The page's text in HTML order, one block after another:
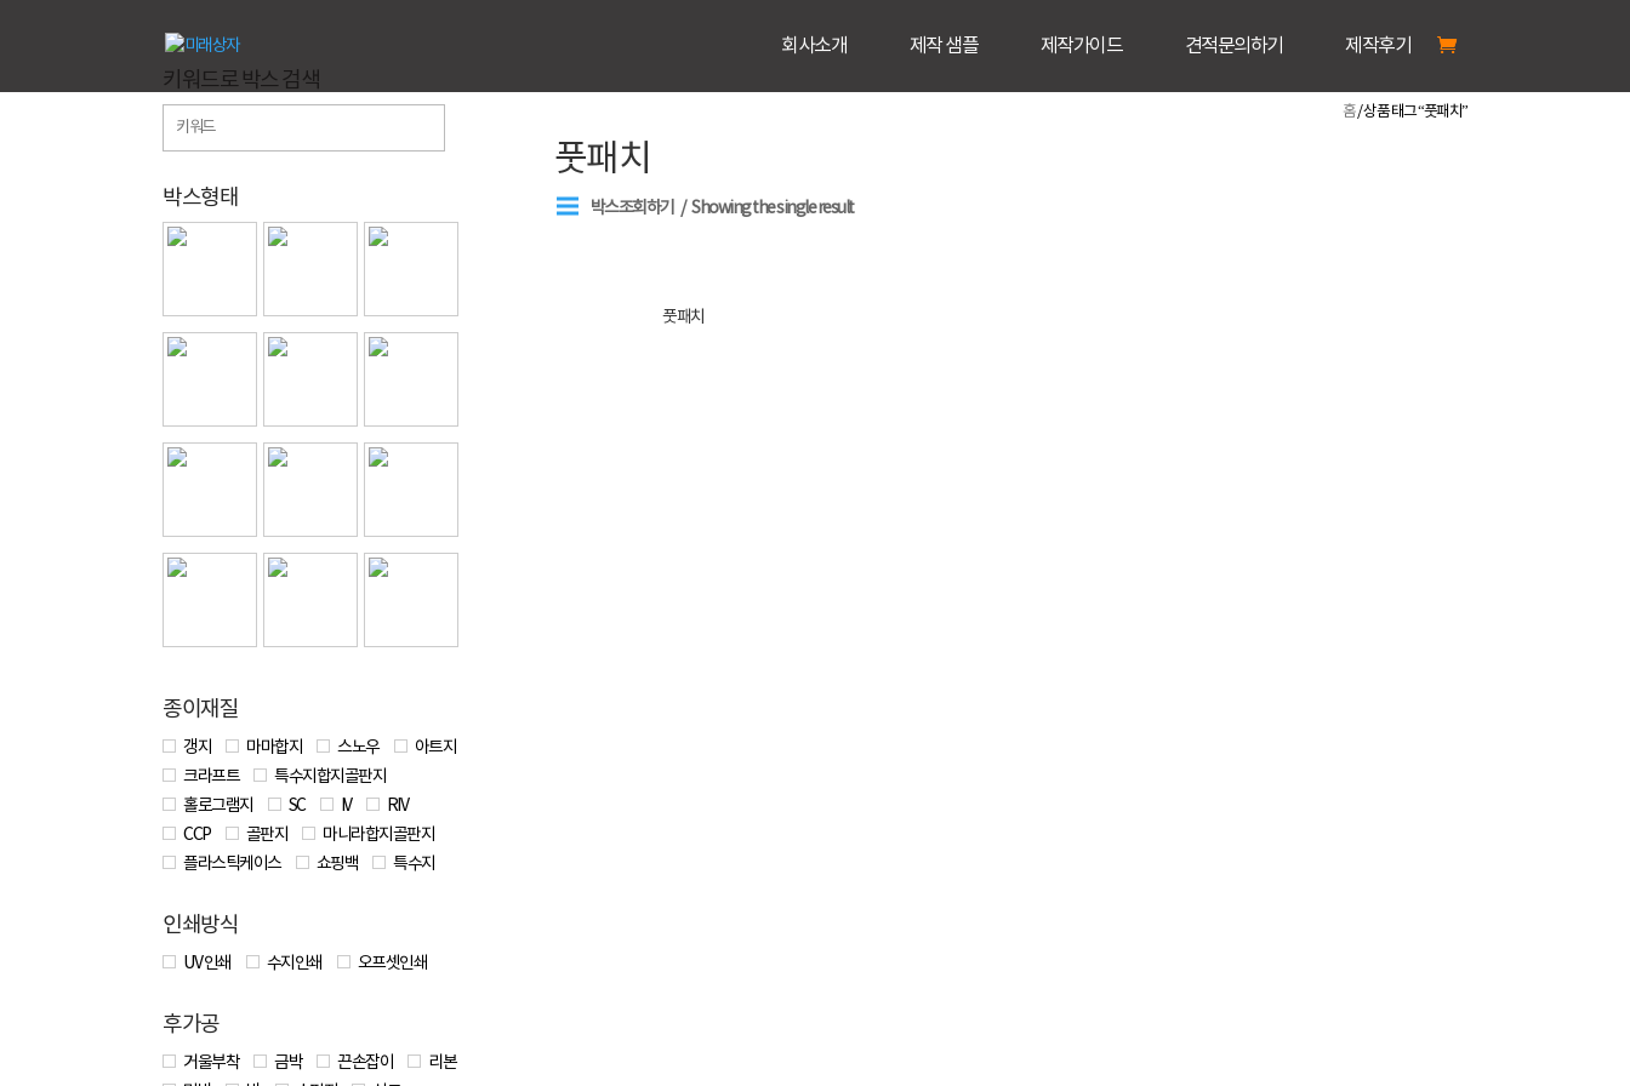
회사소개 제작 샘플 제작가이드 견적문의하기 제작후기
홈/ 상품 태그 “풋패치”
풋패치
박스조회하기 Showing the single result
풋패치
키워드로 박스 검색
박스형태
종이재질
갱지 마마합지 스노우
아트지
크라프트
특수지합지골판지
홀로그램지
SC IV
RIV
CCP
골판지
마니라합지골판지
플라스틱케이스
쇼핑백 특수지
인쇄방식
UV 인쇄 수지인쇄 오프셋인쇄
후가공
거울부착 금박 끈손잡이
리본